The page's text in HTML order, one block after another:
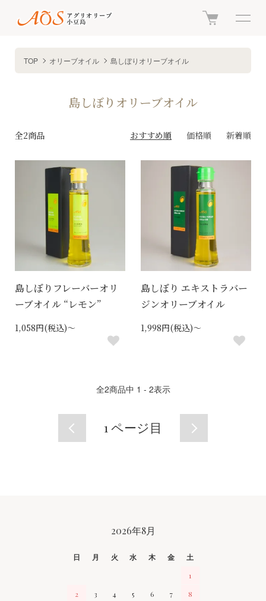
TOP オリーブオイル 島しぼりオリーブオイル
島しぼりオリーブオイル
全2商品 おすすめ順 価格順 新着順
島しぼりフレーバーオリ
ーブオイル “レモン”
1,058円(税込)～
島しぼり エキストラバー
ジンオリーブオイル
1,998円(税込)～
全2商品中 1 - 2表示
1 ページ目
2026年8月
日 月 火 水 木 金
土
1
2
3 4 5 6 7
8